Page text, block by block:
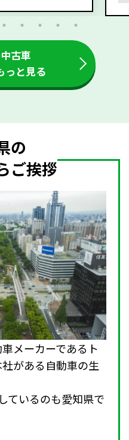
古車
っと見る
の
ご挨拶
メーカーであるト
がある自動車の生
ているのも愛知県で